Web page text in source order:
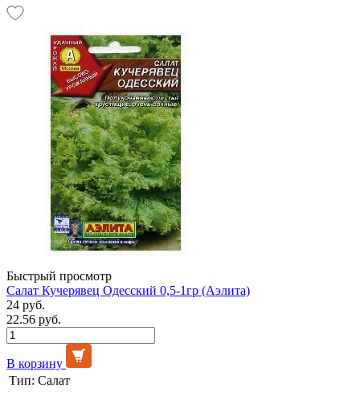
Быстрый просмотр
Салат Кучерявец Одесский 0,5-1гр (Аэлита)
24 руб.
22.56 руб.
В корзину
Тип: Салат